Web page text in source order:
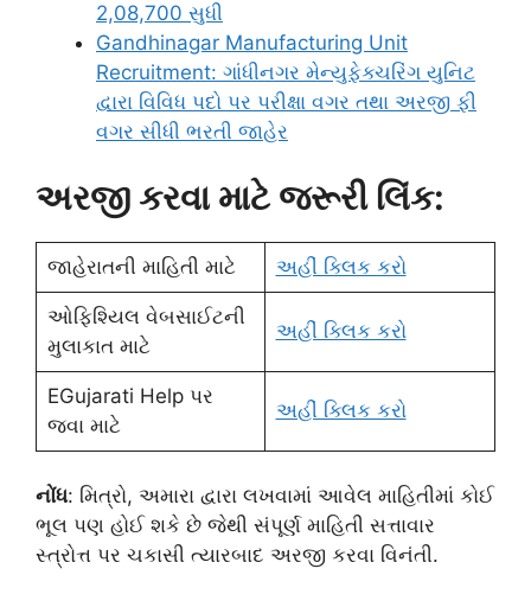
2,08,700 સુધી
Gandhinagar Manufacturing Unit
Recruitment: ગાંધીનગર મેન્યુફેક્ચરિંગ યુનિટ
દ્વારા વિવિધ પદો પર પરીક્ષા વગર તથા અરજી ફી
વગર સીધી ભરતી જાહેર
અરજી કરવા માટે જરૂરી લિંક:
જાહેરાતની માહિતી માટે અહીં ક્લિક કરો
ઓફિશ્યિલ વેબસાઈટની
મુલાકાત માટે
અહીં ક્લિક કરો
EGujarati Help પર
જવા માટે
અહીં ક્લિક કરો
નોંધ: મિત્રો, અમારા દ્વારા લખવામાં આવેલ માહિતીમાં કોઈ
ભૂલ પણ હોઈ શકે છે જેથી સંપૂર્ણ માહિતી સત્તાવાર
સ્ત્રોત્ત પર ચકાસી ત્યારબાદ અરજી કરવા વિનંતી.